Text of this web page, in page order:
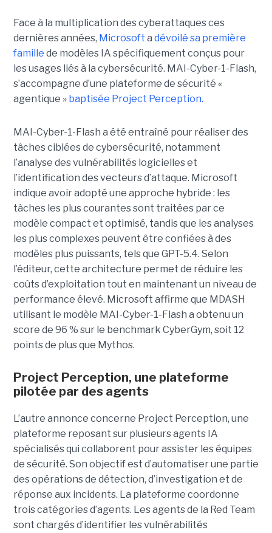
Face à la multiplication des cyberattaques ces
dernières années, Microsoft a dévoilé sa première
famille de modèles IA spécifiquement conçus pour
les usages liés à la cybersécurité. MAI-Cyber-1-Flash,
s’accompagne d’une plateforme de sécurité «
agentique » baptisée Project Perception.
MAI-Cyber-1-Flash a été entraîné pour réaliser des
tâches ciblées de cybersécurité, notamment
l’analyse des vulnérabilités logicielles et
l’identification des vecteurs d’attaque. Microsoft
indique avoir adopté une approche hybride : les
tâches les plus courantes sont traitées par ce
modèle compact et optimisé, tandis que les analyses
les plus complexes peuvent être confiées à des
modèles plus puissants, tels que GPT-5.4. Selon
l’éditeur, cette architecture permet de réduire les
coûts d’exploitation tout en maintenant un niveau de
performance élevé. Microsoft affirme que MDASH
utilisant le modèle MAI-Cyber-1-Flash a obtenu un
score de 96 % sur le benchmark CyberGym, soit 12
points de plus que Mythos.
Project Perception, une plateforme
pilotée par des agents
L’autre annonce concerne Project Perception, une
plateforme reposant sur plusieurs agents IA
spécialisés qui collaborent pour assister les équipes
de sécurité. Son objectif est d’automatiser une partie
des opérations de détection, d’investigation et de
réponse aux incidents. La plateforme coordonne
trois catégories d’agents. Les agents de la Red Team
sont chargés d’identifier les vulnérabilités